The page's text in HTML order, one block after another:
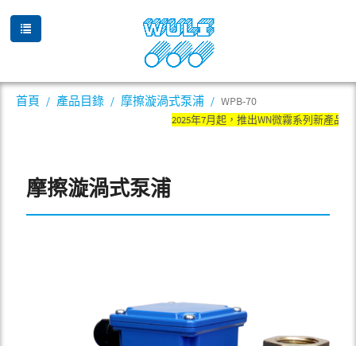
首頁 產品目錄 摩擦漩渦式泵浦 WPB-70
2025年7月起，推出WN微霧系列新產品
摩擦漩渦式泵浦